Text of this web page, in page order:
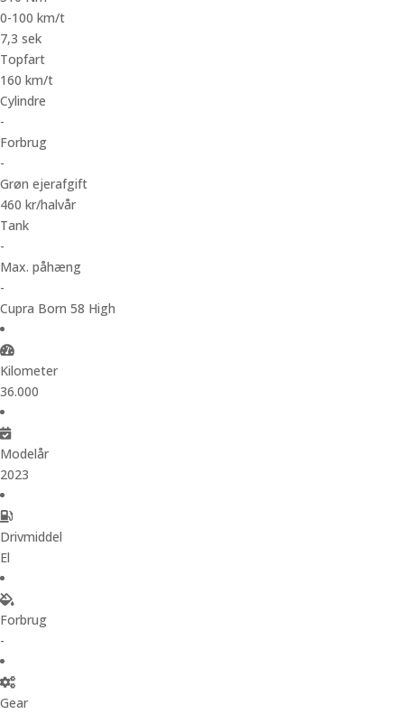
0-100 km/t
7,3 sek
Topfart
160 km/t
Cylindre
-
Forbrug
-
Grøn ejerafgift
460 kr/halvår
Tank
-
Max. påhæng
-
Cupra Born 58 High
Kilometer
36.000
Modelår
2023
Drivmiddel
El
Forbrug
-
Gear